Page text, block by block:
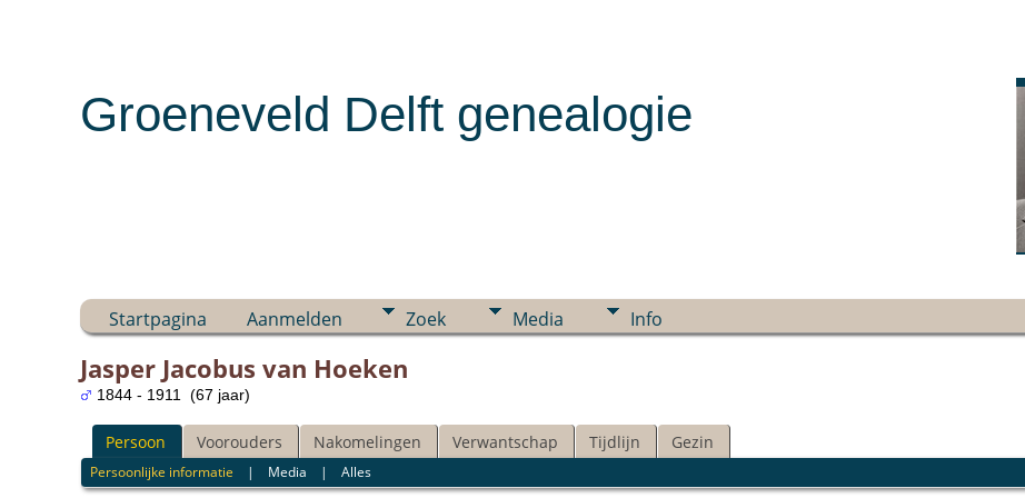
Groeneveld Delft genealogie
Startpagina Aanmelden Zoek Media Info
Jasper Jacobus van Hoeken
1844 - 1911 (67 jaar)
Persoon Voorouders Nakomelingen Verwantschap Tijdlijn Gezin
Persoonlijke informatie | Media |Alles